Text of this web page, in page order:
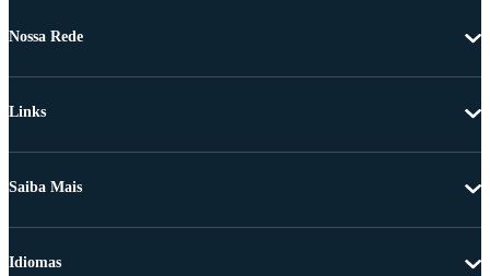
Nossa Rede
Links
Saiba Mais
Idiomas